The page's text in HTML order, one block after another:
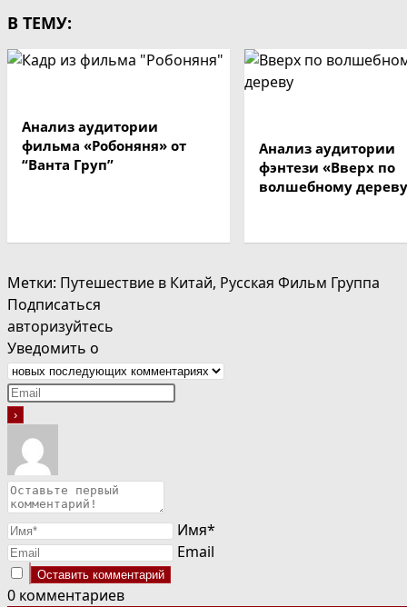
В ТЕМУ:
Анализ аудитории
фильма «Робоняня» от
“Ванта Груп”
Анализ аудитории
фэнтези «Вверх по
волшебному
Метки: Путешествие в Китай, Русская Фильм Группа
Подписаться
авторизуйтесь
Уведомить о
Имя*
Email
0 комментариев